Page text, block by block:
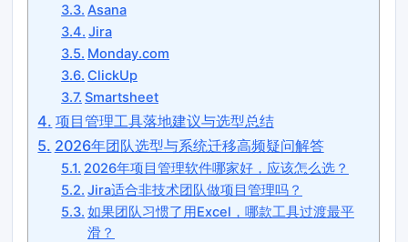
Asana
Jira
Monday.com
ClickUp
Smartsheet
项目管理工具落地建议与选型总结
2026年团队选型与系统迁移高频疑问解答
2026年项目管理软件哪家好，应该怎么选？
Jira适合非技术团队做项目管理吗？
如果团队习惯了用Excel，哪款工具过渡最平
滑？